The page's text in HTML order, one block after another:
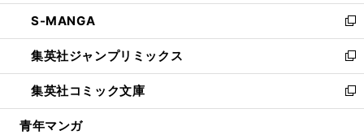
開
く
ウ
で
開
く
ン
ド
ウ
で
開
く
ウ
ィ
ン
ド
ウ
で
開
し
い
ウ
ィ
ン
ド
ウ
S-MANGA
新
し
い
ウ
ィ
ン
集英社ジャンプリミックス
新
し
い
ウ
集英社コミック文庫
新
し
青年マンガ